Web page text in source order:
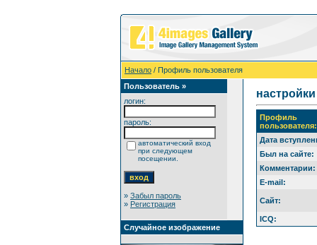
Начало / Профиль пользователя
Пользователь »
логин:
пароль:
автоматический вход
при следующем
посещении.
» Забыл пароль
» Регистрация
Случайное изображение
настройки
Профиль
Дата
Был на сайте:
Комментарии:
E-mail:
Сайт:
ICQ: